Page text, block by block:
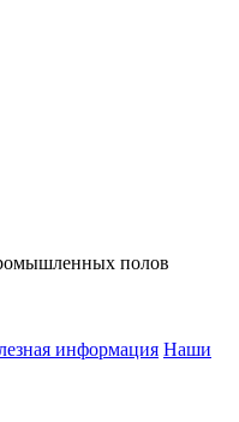
полов
информация Наши